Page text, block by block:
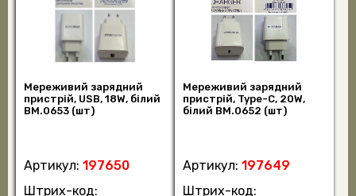
Мереживий зарядний
пристрій, USB, 18W, білий
BM.0653 (шт)
Артикул: 197650
Штрих-код:
Мереживий зарядний
пристрій, Type-С, 20W,
білий BM.0652 (шт)
Артикул: 197649
Штрих-код: